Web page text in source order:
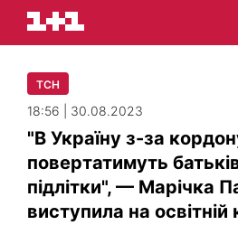
ТСН
18:56 | 30.08.2023
"В Україну з-за
повертатимуть батьків
підлітки", — Марічка
виступила на освітній